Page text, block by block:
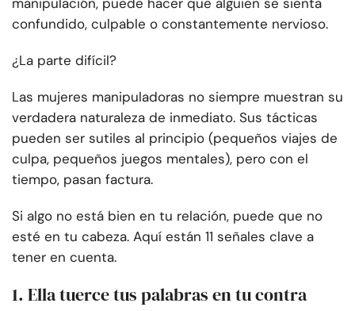
confundido, culpable o constantemente nervioso.
¿La parte difícil?
Las mujeres manipuladoras no siempre muestran su
verdadera naturaleza de inmediato. Sus tácticas
pueden ser sutiles al principio (pequeños viajes de
culpa, pequeños juegos mentales), pero con el
tiempo, pasan factura.
Si algo no está bien en tu relación, puede que no
esté en tu cabeza. Aquí están 11 señales clave a
tener en cuenta.
1. Ella tuerce tus palabras en tu contra